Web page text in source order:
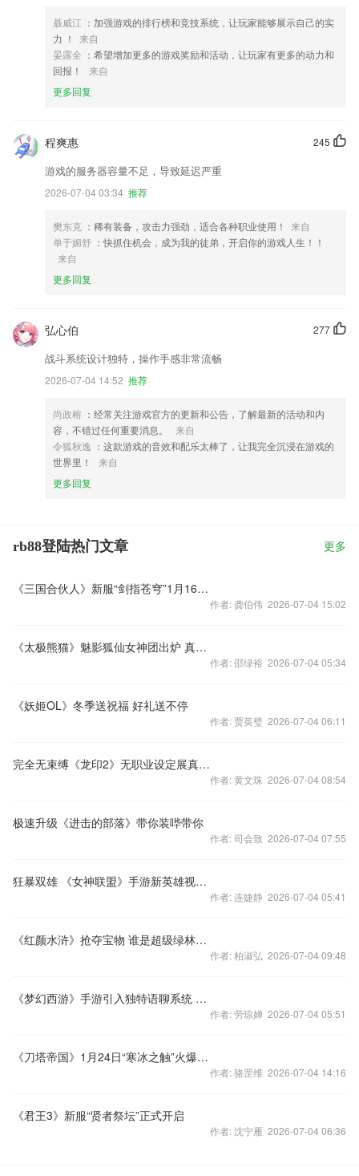
聂威江 ：加强游戏的排行榜和竞技系统，让玩家能够展示自己的实
力 ！
来自
晏露全 ：希望增加更多的游戏奖励和活动，让玩家有更多的动力和
回报！
来自
更多回复
245
程爽惠
游戏的服务器容量不足，导致延迟严重
2026-07-04 03:34 推荐
樊东克 ：稀有装备，攻击力强劲，适合各种职业使用！
来自
单于媚舒 ：快抓住机会，成为我的徒弟，开启你的游戏人生！！
来自
更多回复
277
弘心伯
战斗系统设计独特，操作手感非常流畅
2026-07-04 14:52 推荐
尚政榕 ：经常关注游戏官方的更新和公告，了解最新的活动和内
容，不错过任何重要消息。
来自
令狐秋逸 ：这款游戏的音效和配乐太棒了，让我完全沉浸在游戏的
世界里！
来自
更多回复
rb88登陆热门文章 更多
《三国合伙人》新服“剑指苍穹”1月16日开服
作者: 龚伯伟 2026-07-04 15:02
《太极熊猫》魅影狐仙女神团出炉 真容敬请期待
作者: 邵绿裕 2026-07-04 05:34
《妖姬OL》冬季送祝福 好礼送不停
作者: 贾英璧 2026-07-04 06:11
完全无束缚《龙印2》无职业设定展真武侠梦
作者: 黄文珠 2026-07-04 08:54
极速升级《进击的部落》带你装哔带你
作者: 司会致 2026-07-04 07:55
狂暴双雄 《女神联盟》手游新英雄视频首曝
作者: 连婕静 2026-07-04 05:41
《红颜水浒》抢夺宝物 谁是超级绿林大盗
作者: 柏淑弘 2026-07-04 09:48
《梦幻西游》手游引入独特语聊系统 多频道即时聊
作者: 劳琼婵 2026-07-04 05:51
《刀塔帝国》1月24日“寒冰之触”火爆开启
作者: 骆罡维 2026-07-04 14:16
《君王3》新服“贤者祭坛”正式开启
作者: 沈宁雁 2026-07-04 06:36